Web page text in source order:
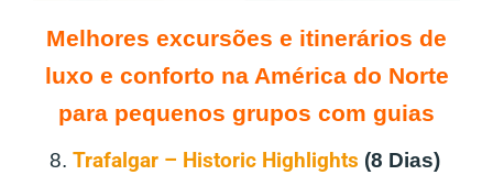
Melhores excursões e itinerários de
luxo e conforto na América do Norte
para pequenos grupos com guias
8. Trafalgar – Historic Highlights (8 Dias)